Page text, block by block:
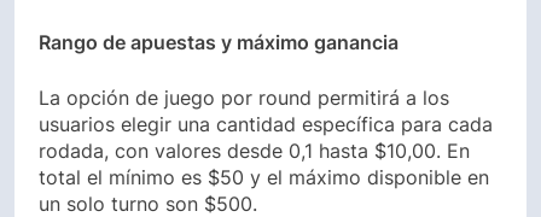
Rango de apuestas y máximo ganancia
La opción de juego por round permitirá a los
usuarios elegir una cantidad específica para cada
rodada, con valores desde 0,1 hasta $10,00. En
total el mínimo es $50 y el máximo disponible en
un solo turno son $500.